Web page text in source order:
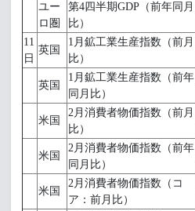
ユー
ロ圏
第4四半期GDP（前年同月
比）
11
日
英国
1月鉱工業生産指数（前月
比）
英国
1月鉱工業生産指数（前年
同月比）
米国
2月消費者物価指数（前月
比）
米国
2月消費者物価指数（前年
同月比）
米国
2月消費者物価指数（コ
ア：前月比）